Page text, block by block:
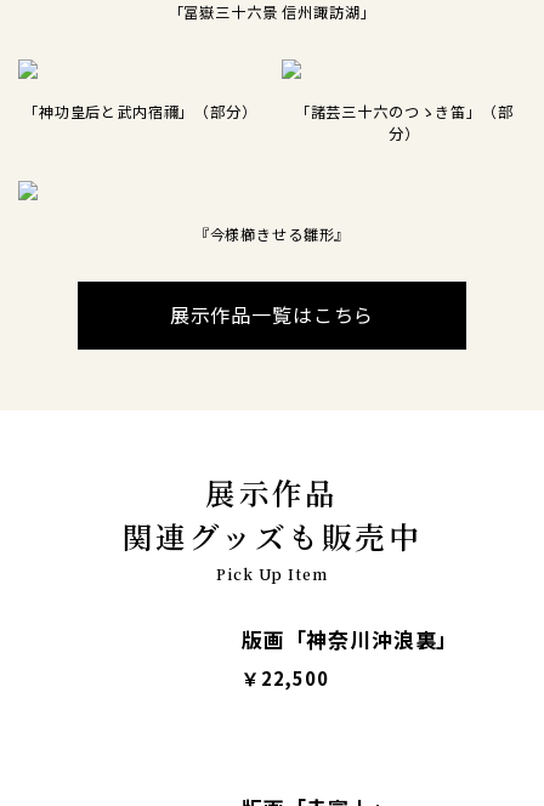
「冨嶽三十六景 信州諏訪湖」
「神功皇后と武内宿禰」（部分）
「諸芸三十六のつゝき笛」（部
分）
『今様櫛きせる雛形』
展示作品一覧はこちら
展示作品
関連グッズも販売中
Pick Up Item
版画「神奈川沖浪裏」
￥22,500